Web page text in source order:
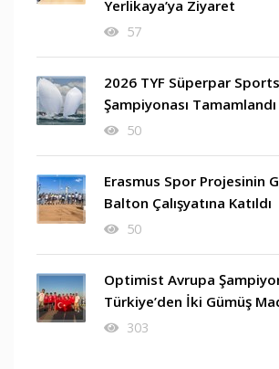
Yerlikaya’ya Ziyaret
57
2026 TYF Süperpar
Şampiyonası Tamamlandı
50
Erasmus Spor Projesinin
Balton Çalışyatına Katıldı
50
Optimist Avrupa
Türkiye’den İki Gümüş
303